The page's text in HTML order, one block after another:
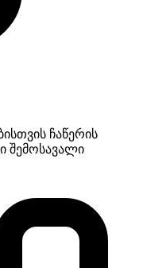
ჩაწერის
შემოსავალი